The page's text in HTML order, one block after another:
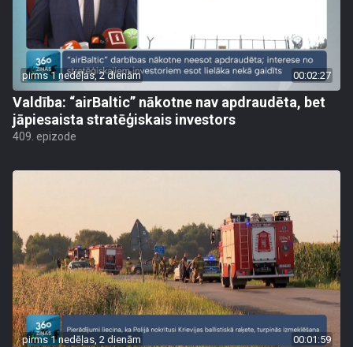
pirms 1 nedēļas, 2 dienām 00:02:27
Valdība: “airBaltic” nākotne nav apdraudēta, bet
jāpiesaista stratēģiskais investors
409. epizode
pirms 1 nedēļas, 2 dienām 00:01:59